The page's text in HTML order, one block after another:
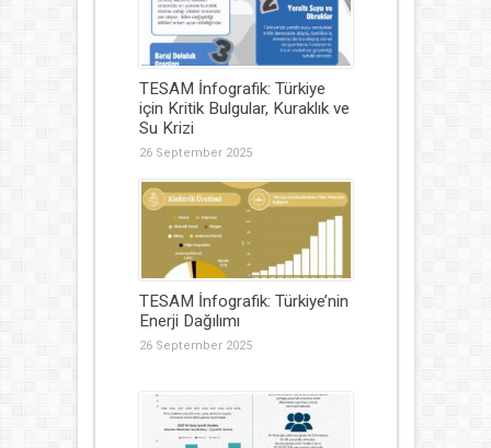
TESAM İnfografik: Türkiye
için Kritik Bulgular, Kuraklık ve
Su Krizi
26 September 2025
TESAM İnfografik: Türkiye’nin
Enerji Dağılımı
26 September 2025